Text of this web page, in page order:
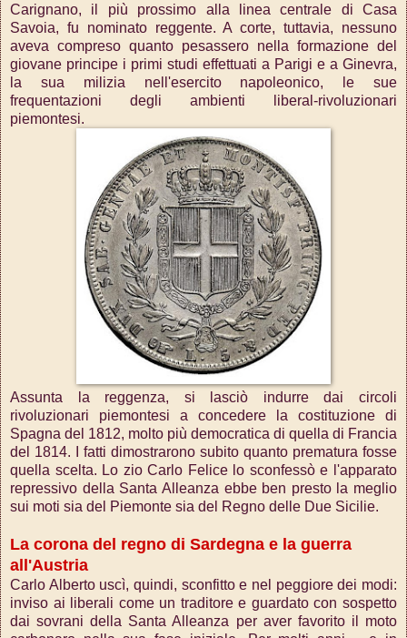
Carignano, il più prossimo alla linea centrale di Casa
Savoia, fu nominato reggente. A corte, tuttavia, nessuno
aveva compreso quanto pesassero nella formazione del
giovane principe i primi studi effettuati a Parigi e a Ginevra,
la sua milizia nell'esercito napoleonico, le sue
frequentazioni degli ambienti liberal-rivoluzionari
piemontesi.
Assunta la reggenza, si lasciò indurre dai circoli
rivoluzionari piemontesi a concedere la costituzione di
Spagna del 1812, molto più democratica di quella di Francia
del 1814. I fatti dimostrarono subito quanto prematura fosse
quella scelta. Lo zio Carlo Felice lo sconfessò e l'apparato
repressivo della Santa Alleanza ebbe ben presto la meglio
sui moti sia del Piemonte sia del Regno delle Due Sicilie.
La corona del regno di Sardegna e la guerra
all'Austria
Carlo Alberto uscì, quindi, sconfitto e nel peggiore dei modi:
inviso ai liberali come un traditore e guardato con sospetto
dai sovrani della Santa Alleanza per aver favorito il moto